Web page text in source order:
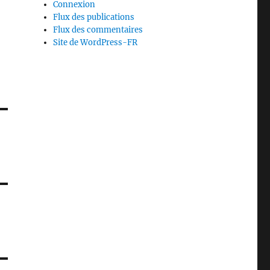
Connexion
Flux des publications
Flux des commentaires
Site de WordPress-FR